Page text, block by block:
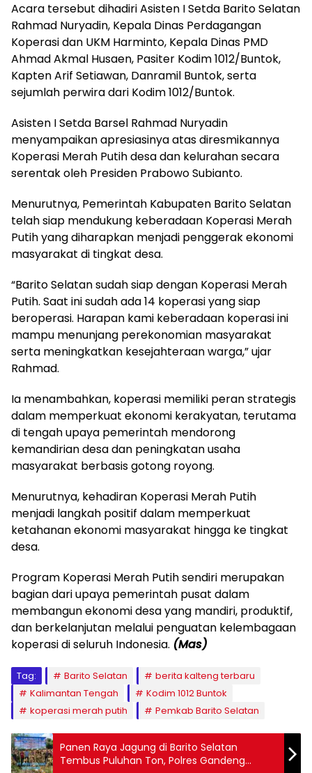
‎‎Acara tersebut dihadiri Asisten I Setda Barito Selatan
Rahmad Nuryadin, Kepala Dinas Perdagangan
Koperasi dan UKM Harminto, Kepala Dinas PMD
Ahmad Akmal Husaen, Pasiter Kodim 1012/Buntok,
Kapten Arif Setiawan, Danramil Buntok, serta
sejumlah perwira dari Kodim 1012/Buntok.
‎Asisten I Setda Barsel Rahmad Nuryadin
menyampaikan apresiasinya atas diresmikannya
Koperasi Merah Putih desa dan kelurahan secara
serentak oleh Presiden Prabowo Subianto.
‎Menurutnya, Pemerintah Kabupaten Barito Selatan
telah siap mendukung keberadaan Koperasi Merah
Putih yang diharapkan menjadi penggerak ekonomi
masyarakat di tingkat desa.
‎“Barito Selatan sudah siap dengan Koperasi Merah
Putih. Saat ini sudah ada 14 koperasi yang siap
beroperasi. Harapan kami keberadaan koperasi ini
mampu menunjang perekonomian masyarakat
serta meningkatkan kesejahteraan warga,” ujar
Rahmad.
‎‎Ia menambahkan, koperasi memiliki peran strategis
dalam memperkuat ekonomi kerakyatan, terutama
di tengah upaya pemerintah mendorong
kemandirian desa dan peningkatan usaha
masyarakat berbasis gotong royong.
‎Menurutnya, kehadiran Koperasi Merah Putih
menjadi langkah positif dalam memperkuat
ketahanan ekonomi masyarakat hingga ke tingkat
desa.
‎Program Koperasi Merah Putih sendiri merupakan
bagian dari upaya pemerintah pusat dalam
membangun ekonomi desa yang mandiri, produktif,
dan berkelanjutan melalui penguatan kelembagaan
koperasi di seluruh Indonesia. (Mas)
Tag: Barito Selatan
berita kalteng terbaru
Kalimantan Tengah
Kodim 1012 Buntok
koperasi merah putih
Pemkab Barito Selatan
Panen Raya Jagung di Barito Selatan
Tembus Puluhan Ton, Polres Gandeng